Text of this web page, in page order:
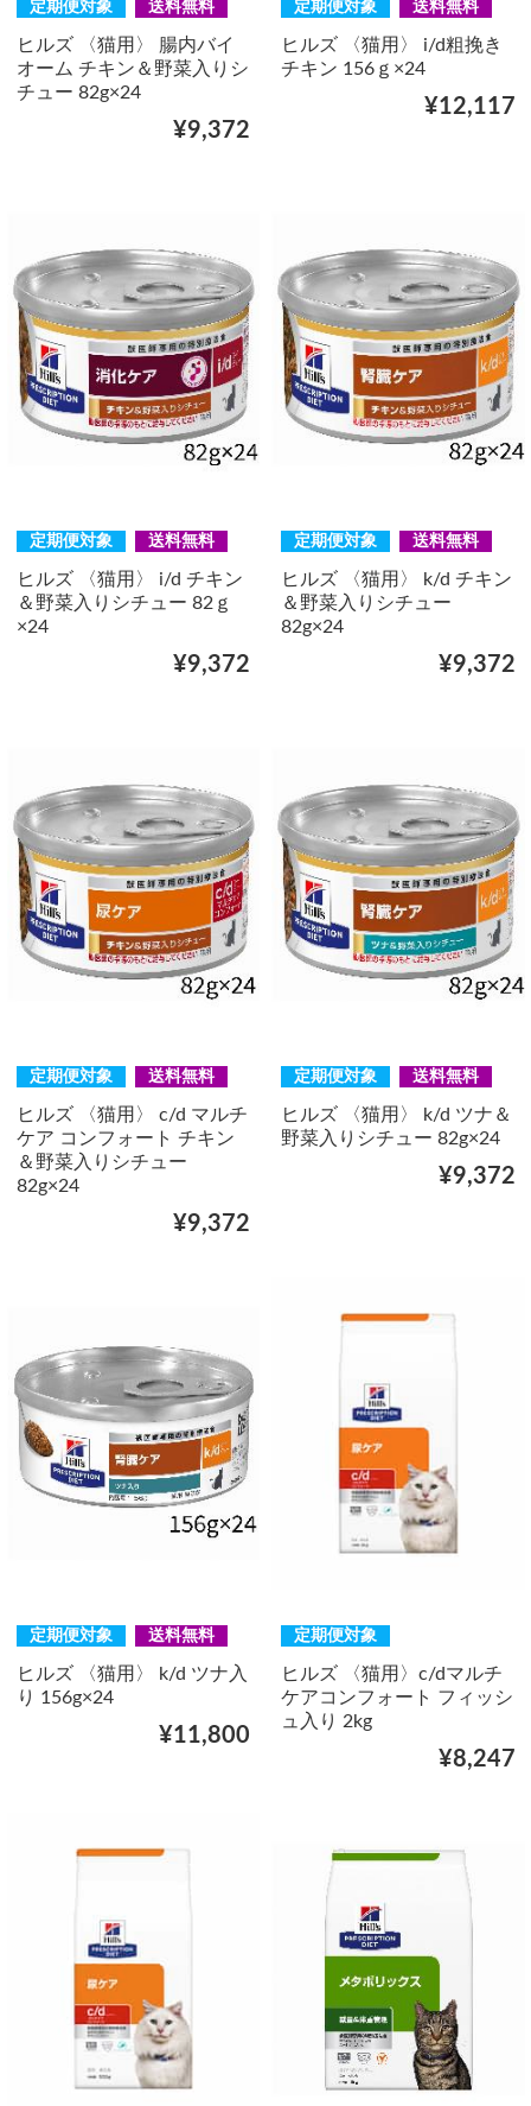
定期便対象 送料無料
ヒルズ 〈猫用〉 腸内バイ
オーム チキン＆野菜入りシ
チュー 82g×24
¥9,372
定期便対象 送料無料
ヒルズ 〈猫用〉 i/d粗挽き
チキン 156ｇ×24
¥12,117
定期便対象 送料無料
ヒルズ 〈猫用〉 i/d チキン
＆野菜入りシチュー 82ｇ
×24
¥9,372
定期便対象 送料無料
ヒルズ 〈猫用〉 k/d チキン
＆野菜入りシチュー
82g×24
¥9,372
定期便対象 送料無料
ヒルズ 〈猫用〉 c/d マルチ
ケア コンフォート チキン
＆野菜入りシチュー
82g×24
¥9,372
定期便対象 送料無料
ヒルズ 〈猫用〉 k/d ツナ＆
野菜入りシチュー 82g×24
¥9,372
定期便対象 送料無料
ヒルズ 〈猫用〉 k/d ツナ入
り 156g×24
¥11,800
定期便対象
ヒルズ 〈猫用〉c/dマルチ
ケアコンフォート フィッシ
ュ入り 2kg
¥8,247